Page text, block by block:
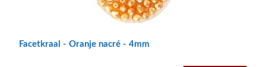
Facetkraal - Oranje nacré - 4mm